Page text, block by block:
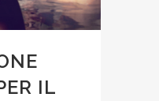
IL